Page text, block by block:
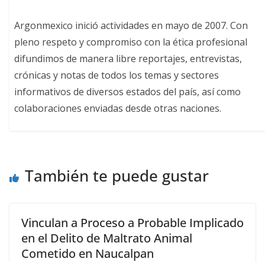
Argonmexico inició actividades en mayo de 2007. Con
pleno respeto y compromiso con la ética profesional
difundimos de manera libre reportajes, entrevistas,
crónicas y notas de todos los temas y sectores
informativos de diversos estados del país, así como
colaboraciones enviadas desde otras naciones.
También te puede gustar
Vinculan a Proceso a Probable Implicado
en el Delito de Maltrato Animal
Cometido en Naucalpan